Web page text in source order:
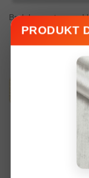
Brak komentarzy od
Produkty
PRODUKT